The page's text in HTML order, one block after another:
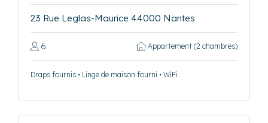
23 Rue Leglas-Maurice 44000 Nantes
6 Appartement (2 chambres)
Draps fournis • Linge de maison fourni • WiFi